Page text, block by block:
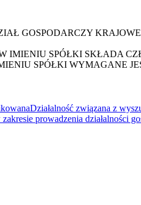
GOSPODARCZY
IMIENIU SPÓŁKI SKŁADA
SPÓŁKI WYMAGANE
Działalność związana z
prowadzenia działalności